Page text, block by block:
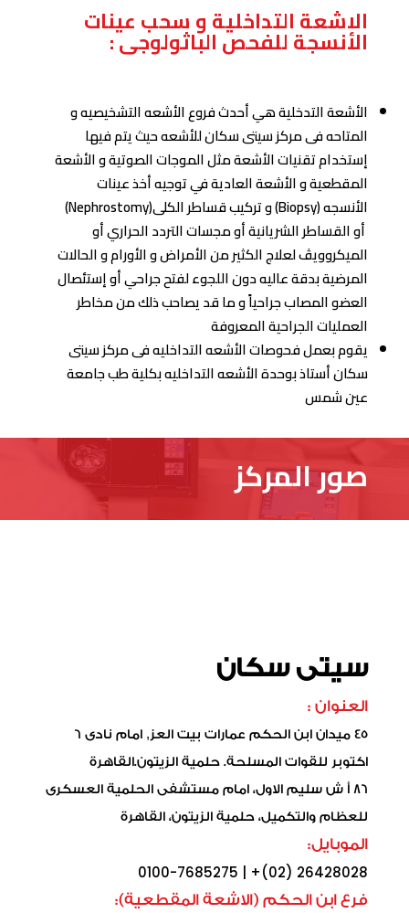
الاشعة التداخلية و سحب عينات
الأنسجة للفحص الباثولوجى :
الأشعة التدخلية هي أحدث فروع الأشعه التشخيصيه و
المتاحه فى مركز سيتى سكان للأشعه حيث يتم فيها
إستخدام تقنيات الأشعة مثل الموجات الصوتية و الأشعة
المقطعية و الأشعة العادية في توجيه أخذ عينات
الأنسجه (Biopsy) و تركيب قساطر الكلى(Nephrostomy)
أو القساطر الشريانية أو مجسات التردد الحراري أو
الميكروويڤ لعلاج الكثير من الأمراض و الأورام و الحالات
المرضية بدقة عاليه دون اللجوء لفتح جراحي أو إستئصال
العضو المصاب جراحياً و ما قد يصاحب ذلك من مخاطر
العمليات الجراحية المعروفة
يقوم بعمل فحوصات الأشعه التداخليه فى مركز سيتى
سكان أستاذ بوحدة الأشعه التداخليه بكلية طب جامعة
عين شمس
صور المركز
سيتى سكان
العنوان :
45 ميدان ابن الحكم عمارات بيت العز, امام نادى 6
اكتوبر للقوات المسلحة. حلمية الزيتون.القاهرة
86 أ ش سليم الاول، امام مستشفى الحلمية العسكرى
للعظام والتكميل، حلمية الزيتون، القاهرة
الموبايل:
0100-7685275 | +(02) 26428028
فرع ابن الحكم (الاشعة المقطعية):